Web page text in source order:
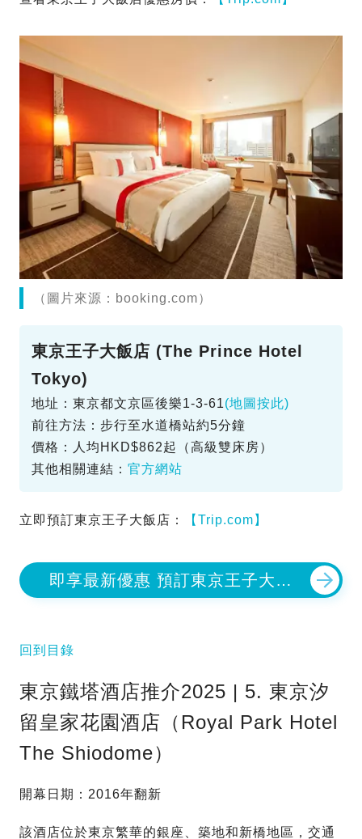
（圖片來源：booking.com）
東京王子大飯店 (The Prince Hotel
Tokyo)
地址：東京都文京區後樂1-3-61(地圖按此)
前往方法：步行至水道橋站約5分鐘
價格：人均HKD$862起（高級雙床房）
其他相關連結： 官方網站
立即預訂東京王子大飯店： 【Trip.com】
即享最新優惠 預訂東京王子大飯
店
回到目錄
東京鐵塔酒店推介2025 | 5. 東京汐
留皇家花園酒店（Royal Park Hotel
The Shiodome）
開幕日期：2016年翻新
該酒店位於東京繁華的銀座、築地和新橋地區，交通